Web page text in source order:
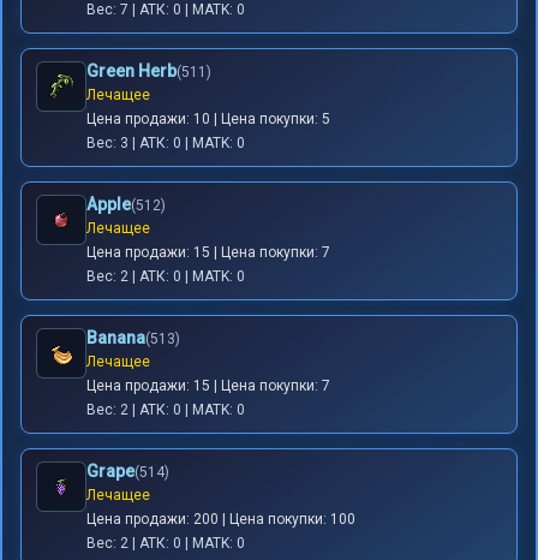
Вес: 7 | АТК: 0 | MATK: 0
Green Herb(511)
Лечащее
Цена продажи: 10 | Цена покупки: 5
Вес: 3 | АТК: 0 | MATK: 0
Apple(512)
Лечащее
Цена продажи: 15 | Цена покупки: 7
Вес: 2 | АТК: 0 | MATK: 0
Banana(513)
Лечащее
Цена продажи: 15 | Цена покупки: 7
Вес: 2 | АТК: 0 | MATK: 0
Grape(514)
Лечащее
Цена продажи: 200 | Цена покупки: 100
Вес: 2 | АТК: 0 | MATK: 0